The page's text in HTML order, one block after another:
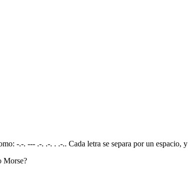
-.-. --- .-. .-. . .-.. Cada letra se separa por un espacio,
Morse?